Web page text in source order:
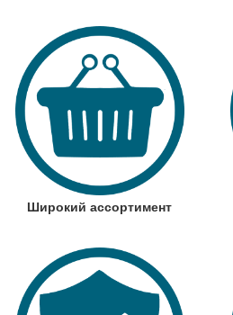
Широкий ассортимент